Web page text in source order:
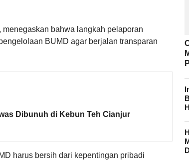
bahwa langkah pelaporan
BUMD agar berjalan transparan
Dibunuh di Kebun Teh Cianjur
harus bersih dari kepentingan pribadi